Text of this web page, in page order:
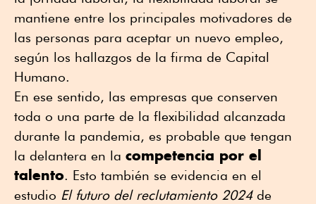
mantiene entre los principales motivadores de
las personas para aceptar un nuevo empleo,
según los hallazgos de la firma de Capital
Humano.
En ese sentido, las empresas que conserven
toda o una parte de la flexibilidad alcanzada
durante la pandemia, es probable que tengan
la delantera en la competencia por el
talento. Esto también se evidencia en el
estudio El futuro del reclutamiento 2024de